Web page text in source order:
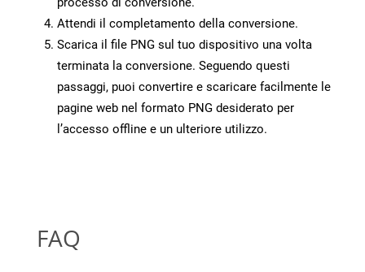
Attendi il completamento della conversione.
Scarica il file PNG sul tuo dispositivo una volta
terminata la conversione. Seguendo questi
passaggi, puoi convertire e scaricare facilmente le
pagine web nel formato PNG desiderato per
l’accesso offline e un ulteriore utilizzo.
FAQ